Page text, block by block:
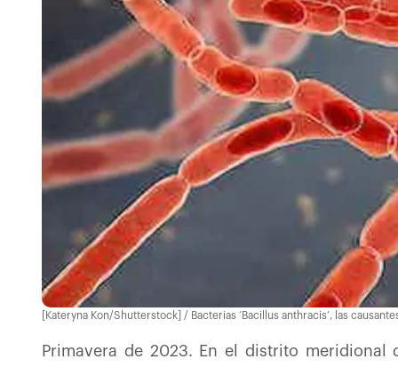
[Kateryna Kon/Shutterstock] / Bacterias ‘Bacillus anthracis’, las
Primavera de 2023. En el distrito meridional